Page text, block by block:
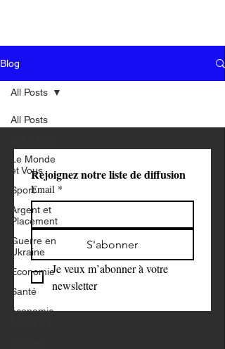
Blog
All Posts
Le Monde
et Vous
Sport
Argent et
Placement
Guerre en
Ukraine
Economie
Santé
économie
All Posts
Rejoignez notre liste de diffusion
Email *
S'abonner
Je veux m’abonner à votre
newsletter